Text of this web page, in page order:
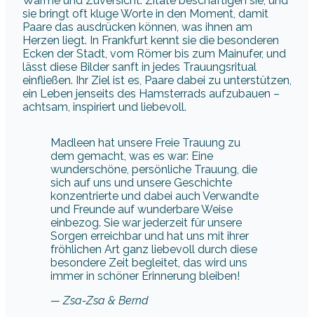
sie bringt oft kluge Worte in den Moment, damit
Paare das ausdrücken können, was ihnen am
Herzen liegt. In Frankfurt kennt sie die besonderen
Ecken der Stadt, vom Römer bis zum Mainufer, und
lässt diese Bilder sanft in jedes Trauungsritual
einfließen. Ihr Ziel ist es, Paare dabei zu unterstützen,
ein Leben jenseits des Hamsterrads aufzubauen –
achtsam, inspiriert und liebevoll.
Madleen hat unsere Freie Trauung zu
dem gemacht, was es war: Eine
wunderschöne, persönliche Trauung, die
sich auf uns und unsere Geschichte
konzentrierte und dabei auch Verwandte
und Freunde auf wunderbare Weise
einbezog. Sie war jederzeit für unsere
Sorgen erreichbar und hat uns mit ihrer
fröhlichen Art ganz liebevoll durch diese
besondere Zeit begleitet, das wird uns
immer in schöner Erinnerung bleiben!
— Zsa-Zsa & Bernd